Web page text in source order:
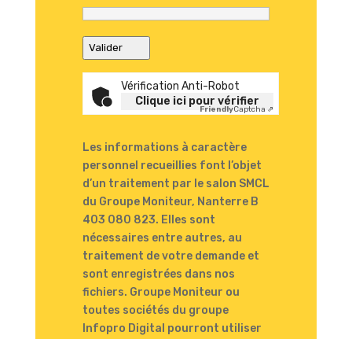
Valider
Vérification Anti-Robot
Clique ici pour vérifier
FriendlyCaptcha ⇗
Les informations à caractère
personnel recueillies font l’objet
d’un traitement par le salon SMCL
du Groupe Moniteur, Nanterre B
403 080 823. Elles sont
nécessaires entre autres, au
traitement de votre demande et
sont enregistrées dans nos
fichiers. Groupe Moniteur ou
toutes sociétés du groupe
Infopro Digital pourront utiliser